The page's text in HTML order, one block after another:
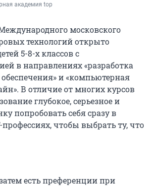
академия top
московского
технологий открыто
5-8-х классов с
в направлениях «разработка
и «компьютерная
В отличие от многих курсов
глубокое, серьезное и
попробовать себя сразу в
чтобы выбрать ту, что
есть преференции при